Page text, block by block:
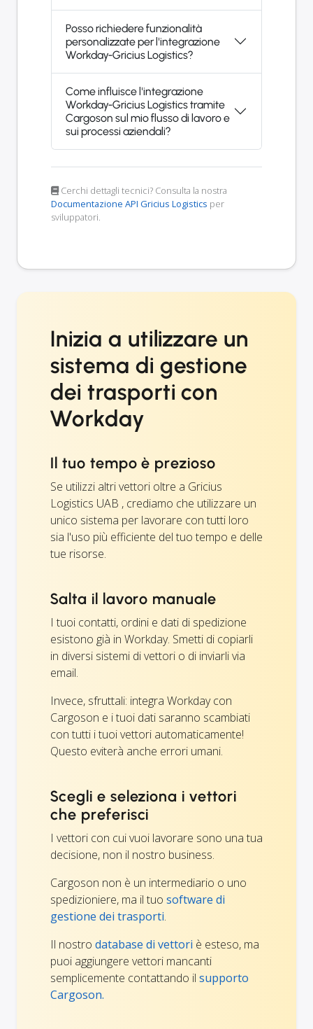
Posso richiedere funzionalità
personalizzate per l'integrazione
Workday-Gricius Logistics?
Come influisce l'integrazione
Workday-Gricius Logistics tramite
Cargoson sul mio flusso di lavoro e
sui processi aziendali?
Cerchi dettagli tecnici? Consulta la nostra
Documentazione API Gricius Logistics per
sviluppatori.
Inizia a utilizzare un
sistema di gestione
dei trasporti con
Workday
Il tuo tempo è prezioso
Se utilizzi altri vettori oltre a Gricius
Logistics UAB , crediamo che utilizzare un
unico sistema per lavorare con tutti loro
sia l'uso più efficiente del tuo tempo e delle
tue risorse.
Salta il lavoro manuale
I tuoi contatti, ordini e dati di spedizione
esistono già in Workday. Smetti di copiarli
in diversi sistemi di vettori o di inviarli via
email.
Invece, sfruttali: integra Workday con
Cargoson e i tuoi dati saranno scambiati
con tutti i tuoi vettori automaticamente!
Questo eviterà anche errori umani.
Scegli e seleziona i vettori
che preferisci
I vettori con cui vuoi lavorare sono una tua
decisione, non il nostro business.
Cargoson non è un intermediario o uno
spedizioniere, ma il tuo software di
gestione dei trasporti.
Il nostro database di vettori è esteso, ma
puoi aggiungere vettori mancanti
semplicemente contattando il supporto
Cargoson.